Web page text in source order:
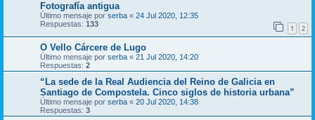
Fotografía antigua
Último mensaje por serba « 24 Jul 2020, 12:35
Respuestas: 133 1 2
O Vello Cárcere de Lugo
Último mensaje por serba « 21 Jul 2020, 14:20
Respuestas: 2
“La sede de la Real Audiencia del Reino de Galicia en
Santiago de Compostela. Cinco siglos de historia urbana”
Último mensaje por serba « 20 Jul 2020, 14:38
Respuestas: 3